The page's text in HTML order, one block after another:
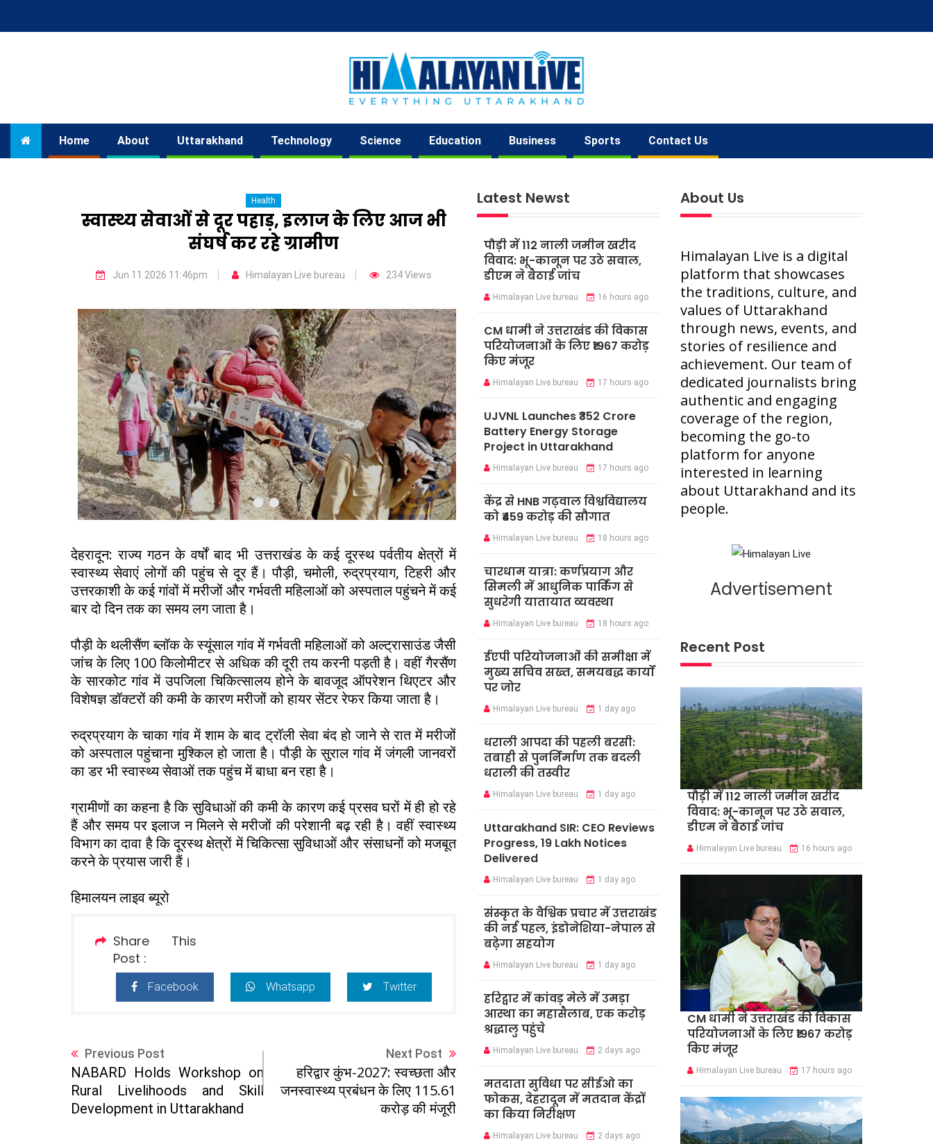
Home About Uttarakhand Technology Science Education Business Sports Contact Us
Health
स्वास्थ्य सेवाओं से दूर पहाड़, इलाज के लिए आज भी
संघर्ष कर रहे ग्रामीण
Jun 11 2026 11:46pm Himalayan Live bureau 234 Views
Previous
Next
देहरादून: राज्य गठन के वर्षों बाद भी उत्तराखंड के कई दूरस्थ पर्वतीय क्षेत्रों में
स्वास्थ्य सेवाएं लोगों की पहुंच से दूर हैं। पौड़ी, चमोली, रुद्रप्रयाग, टिहरी और
उत्तरकाशी के कई गांवों में मरीजों और गर्भवती महिलाओं को अस्पताल पहुंचने में कई
बार दो दिन तक का समय लग जाता है।
पौड़ी के थलीसैंण ब्लॉक के स्यूंसाल गांव में गर्भवती महिलाओं को अल्ट्रासाउंड जैसी
जांच के लिए 100 किलोमीटर से अधिक की दूरी तय करनी पड़ती है। वहीं गैरसैंण
के सारकोट गांव में उपजिला चिकित्सालय होने के बावजूद ऑपरेशन थिएटर और
विशेषज्ञ डॉक्टरों की कमी के कारण मरीजों को हायर सेंटर रेफर किया जाता है।
रुद्रप्रयाग के चाका गांव में शाम के बाद ट्रॉली सेवा बंद हो जाने से रात में मरीजों
को अस्पताल पहुंचाना मुश्किल हो जाता है। पौड़ी के सुराल गांव में जंगली जानवरों
का डर भी स्वास्थ्य सेवाओं तक पहुंच में बाधा बन रहा है।
ग्रामीणों का कहना है कि सुविधाओं की कमी के कारण कई प्रसव घरों में ही हो रहे
हैं और समय पर इलाज न मिलने से मरीजों की परेशानी बढ़ रही है। वहीं स्वास्थ्य
विभाग का दावा है कि दूरस्थ क्षेत्रों में चिकित्सा सुविधाओं और संसाधनों को मजबूत
करने के प्रयास जारी हैं।
हिमालयन लाइव ब्यूरो
Share This
Post :
Facebook Whatsapp Twitter
Previous Post
NABARD Holds Workshop on
Rural Livelihoods and Skill
Development in Uttarakhand
Next Post
हरिद्वार कुंभ-2027: स्वच्छता और
जनस्वास्थ्य प्रबंधन के लिए 115.61
करोड़ की मंजूरी
Latest Newst
पौड़ी में 112 नाली जमीन खरीद
विवाद: भू-कानून पर उठे सवाल,
डीएम ने बैठाई जांच
Himalayan Live bureau 16 hours ago
CM धामी ने उत्तराखंड की विकास
परियोजनाओं के लिए ₹1967 करोड़
किए मंजूर
Himalayan Live bureau 17 hours ago
UJVNL Launches ₹352 Crore
Battery Energy Storage
Project in Uttarakhand
Himalayan Live bureau 17 hours ago
केंद्र से HNB गढ़वाल विश्वविद्यालय
को ₹459 करोड़ की सौगात
Himalayan Live bureau 18 hours ago
चारधाम यात्रा: कर्णप्रयाग और
सिमली में आधुनिक पार्किंग से
सुधरेगी यातायात व्यवस्था
Himalayan Live bureau 18 hours ago
ईएपी परियोजनाओं की समीक्षा में
मुख्य सचिव सख्त, समयबद्ध कार्यों
पर जोर
Himalayan Live bureau 1 day ago
धराली आपदा की पहली बरसी:
तबाही से पुनर्निर्माण तक बदली
धराली की तस्वीर
Himalayan Live bureau 1 day ago
Uttarakhand SIR: CEO Reviews
Progress, 19 Lakh Notices
Delivered
Himalayan Live bureau 1 day ago
संस्कृत के वैश्विक प्रचार में उत्तराखंड
की नई पहल, इंडोनेशिया-नेपाल से
बढ़ेगा सहयोग
Himalayan Live bureau 1 day ago
हरिद्वार में कांवड़ मेले में उमड़ा
आस्था का महासैलाब, एक करोड़
श्रद्धालु पहुंचे
Himalayan Live bureau 2 days ago
मतदाता सुविधा पर सीईओ का
फोकस, देहरादून में मतदान केंद्रों
का किया निरीक्षण
Himalayan Live bureau 2 days ago
About Us
Himalayan Live is a digital
platform that showcases
the traditions, culture, and
values of Uttarakhand
through news, events, and
stories of resilience and
achievement. Our team of
dedicated journalists bring
authentic and engaging
coverage of the region,
becoming the go-to
platform for anyone
interested in learning
about Uttarakhand and its
people.
Advertisement
Recent Post
पौड़ी में 112 नाली जमीन खरीद
विवाद: भू-कानून पर उठे सवाल,
डीएम ने बैठाई जांच
Himalayan Live bureau 16 hours ago
CM धामी ने उत्तराखंड की विकास
परियोजनाओं के लिए ₹1967 करोड़
किए मंजूर
Himalayan Live bureau 17 hours ago